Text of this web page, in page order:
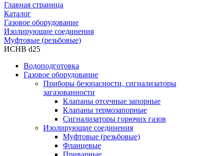
Главная страница
Каталог
Газовое оборудование
Изолирующие соединения
Муфтовые (резьбовые)
ИСНВ d25
Водоподготовка
Газовое оборудование
Приборы безопасности, сигнализаторы
загазованности
Клапаны отсечные запорные
Клапаны термозапорные
Сигнализаторы горючих газов
Изолирующие соединения
Муфтовые (резьбовые)
Фланцевые
Приварные